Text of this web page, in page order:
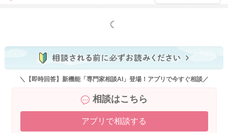
もっと見る
＼【即時回答】新機能「専門家相談AI」登場！アプリで今すぐ相談／
相談はこちら
アプリで相談する